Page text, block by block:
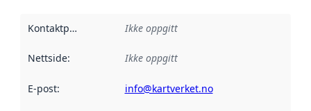
Kontaktpunkt Ikke oppgitt
Nettside: Ikke oppgitt
E-post: info@kartverket.no